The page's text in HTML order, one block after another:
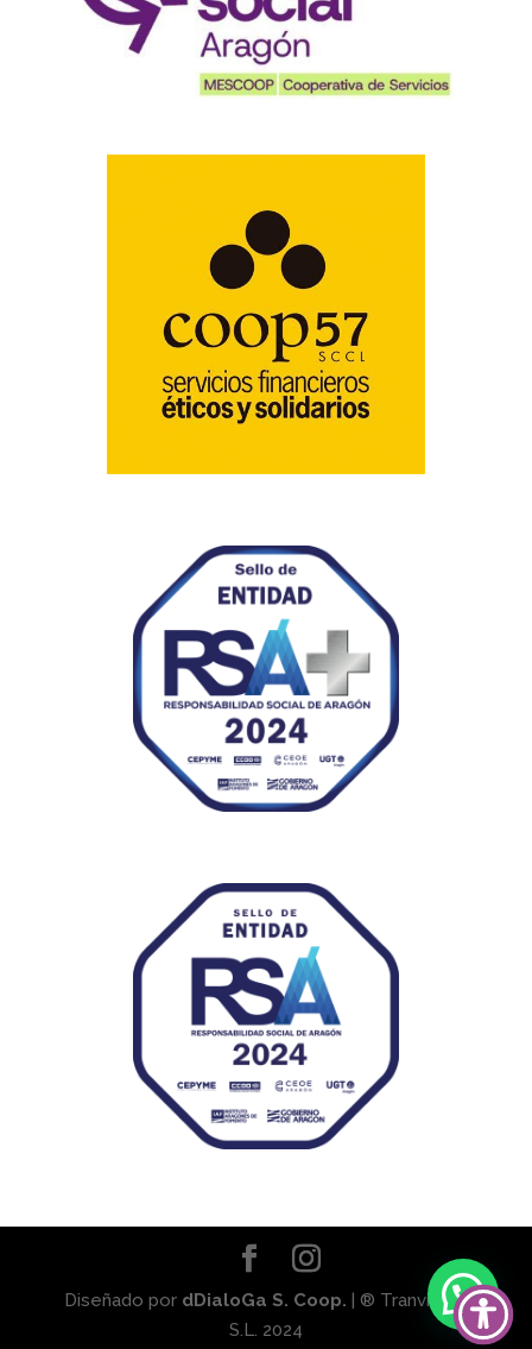
Diseñado por dDialoGa S. Coop. | ® Tranviaser
S.L. 2024